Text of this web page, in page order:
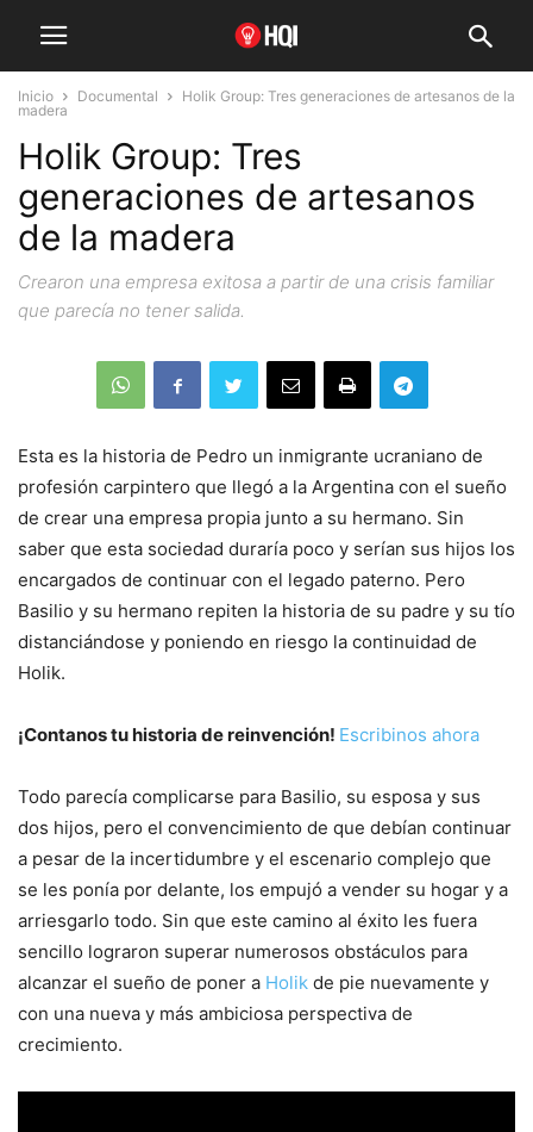
Inicio Documental
Holik Group: Tres generaciones de artesanos de la
madera
Holik Group: Tres
generaciones de artesanos
de la madera
Crearon una empresa exitosa a partir de una crisis familiar
que parecía no tener salida.
Esta es la historia de Pedro un inmigrante ucraniano de
profesión carpintero que llegó a la Argentina con el sueño
de crear una empresa propia junto a su hermano. Sin
saber que esta sociedad duraría poco y serían sus hijos los
encargados de continuar con el legado paterno. Pero
Basilio y su hermano repiten la historia de su padre y su tío
distanciándose y poniendo en riesgo la continuidad de
Holik.
¡Contanos tu historia de reinvención! Escribinos ahora
Todo parecía complicarse para Basilio, su esposa y sus
dos hijos, pero el convencimiento de que debían continuar
a pesar de la incertidumbre y el escenario complejo que
se les ponía por delante, los empujó a vender su hogar y a
arriesgarlo todo. Sin que este camino al éxito les fuera
sencillo lograron superar numerosos obstáculos para
alcanzar el sueño de poner a Holik de pie nuevamente y
con una nueva y más ambiciosa perspectiva de
crecimiento.